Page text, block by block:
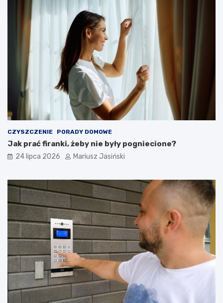
CZYSZCZENIE PORADY DOMOWE
Jak prać firanki, żeby nie były pogniecione?
24 lipca 2026 Mariusz Jasiński